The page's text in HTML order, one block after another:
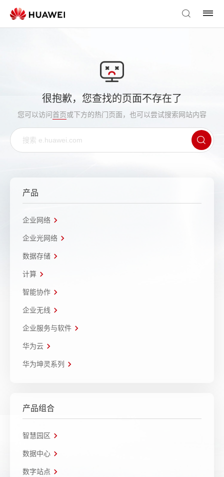
很抱歉，您查找的页面不存在了
您可以访问首页或下方的热门页面，也可以尝试搜索网站内容
产品
企业网络
企业光网络
数据存储
计算
智能协作
企业无线
企业服务与软件
华为云
华为坤灵系列
产品组合
智慧园区
数据中心
数字站点